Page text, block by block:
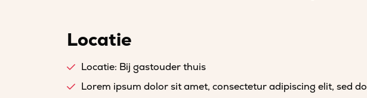
Locatie
Locatie: Bij gastouder thuis
Lorem ipsum dolor sit amet, consectetur adipiscing elit, sed do